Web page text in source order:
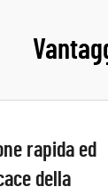
rapida ed
della